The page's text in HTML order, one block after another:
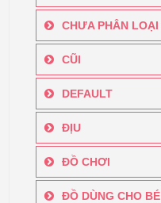
CHƯA PHÂN LOẠI
CŨI
DEFAULT
ĐỊU
ĐỒ CHƠI
ĐỒ DÙNG CHO BÉ